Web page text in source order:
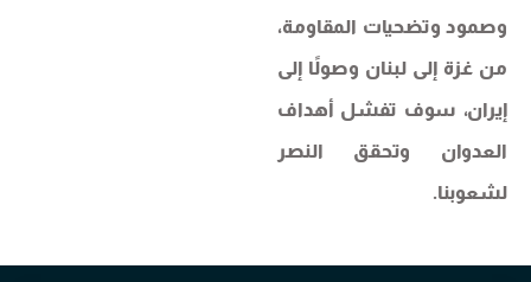
وصمود وتضحيات المقاومة،
من غزة إلى لبنان وصولًا إلى
إيران، سوف تفشل أهداف
العدوان وتحقق النصر
لشعوبنا.